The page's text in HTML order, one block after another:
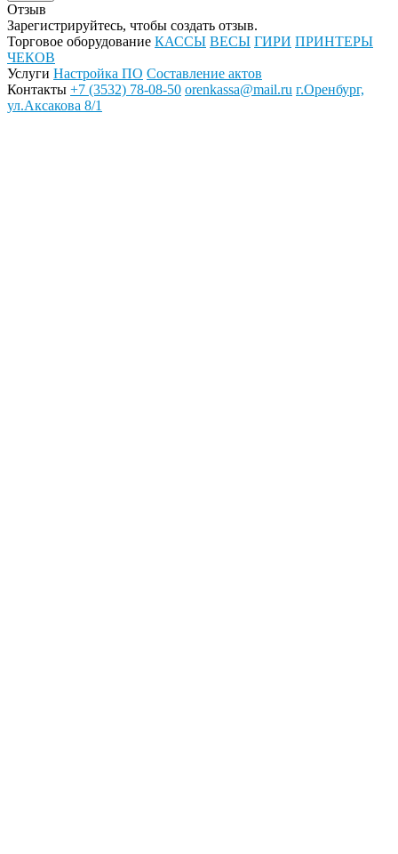
Отзыв
Зарегистрируйтесь, чтобы создать отзыв.
Торговое оборудование КАССЫ ВЕСЫ ГИРИ ПРИНТЕРЫ
ЧЕКОВ
Услуги Настройка ПО Составление актов
Контакты +7 (3532) 78-08-50 orenkassa@mail.ru г.Оренбург,
ул.Аксакова 8/1